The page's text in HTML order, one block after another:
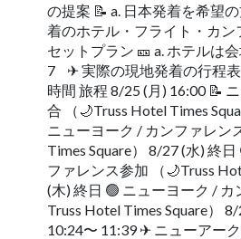
の提案 📝 a. 日本発着を希望
着のホテル・フライト・カ
セットプラン 🎫 a. ホテルは
7 ✈ 実際の現地発着の⾏程
時間 旅程 8/25 (月) 16:00 📝
合 （🌙Truss Hotel Times
ニューヨーク / カンファレン
Times Square） 8/27 (水) 終
ファレンス参加 （🌙Truss
(木) 終日 🟢 ニューヨーク /
Truss Hotel Times Square）
10:24〜 11:39 ✈ ニューアー